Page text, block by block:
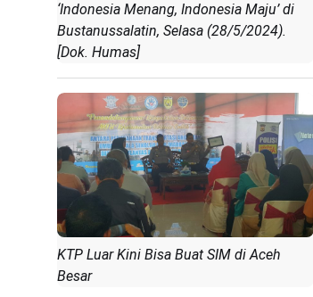
‘Indonesia Menang, Indonesia Maju’ di
Bustanussalatin, Selasa (28/5/2024).
[Dok. Humas]
KTP Luar Kini Bisa Buat SIM di Aceh
Besar